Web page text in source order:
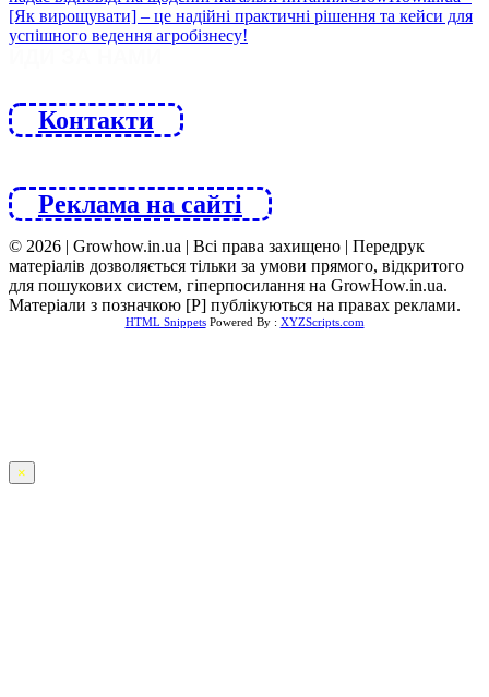
Контакти
Реклама на сайті
© 2026 | Growhow.in.ua | Всі права захищено | Передрук
матеріалів дозволяється тільки за умови прямого, відкритого
для пошукових систем, гіперпосилання на GrowHow.in.ua.
Матеріали з позначкою [Р] публікуються на правах реклами.
HTML SnippetsPowered By : XYZScripts.com
×